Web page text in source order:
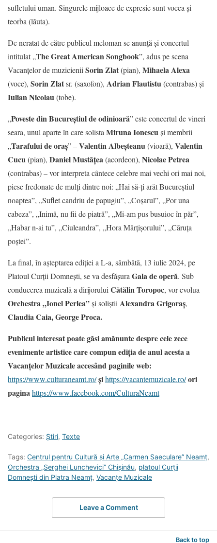
sufletului uman. Singurele mijloace de expresie sunt vocea și
teorba (lăuta).
De neratat de către publicul meloman se anunță și concertul
intitulat „The Great American Songbook”, adus pe scena
Vacanțelor de muzicienii Sorin Zlat(pian), Mihaela Alexa
(voce), Sorin Zlatsr. (saxofon), Adrian Flautistu(contrabas) și
Iulian Nicolau(tobe).
„Poveste din Bucureştiul de odinioară” este concertul de vineri
seara, unul aparte în care solista Miruna Ionescuși membrii
„Tarafului de oraş” –Valentin Albeşteanu(vioară), Valentin
Cucu(pian), Daniel Mustăţea(acordeon), Nicolae Petrea
(contrabas) – vor interpreta cântece celebre mai vechi ori mai noi,
piese fredonate de mulți dintre noi: „Hai să-ți arăt Bucureștiul
noaptea”, „Suflet candriu de papugiu”, „Coșarul”, „Por una
cabeza”, „Inimă, nu fii de piatră”, „Mi-am pus busuioc în păr”,
„Habar n-ai tu”, „Ciuleandra”, „Hora Mărțișorului”, „Căruța
poștei”.
La final, în așteptarea ediției a L-a, sâmbătă, 13 iulie 2024, pe
Platoul Curții Domnești, se va desfășura Gala de operă. Sub
conducerea muzicală a dirijorului Cătălin Toropoc, vor evolua
Orchestra „Ionel Perlea”și soliștii Alexandra Grigoraş,
Claudia Caia, George Proca.
Publicul interesat poate găsi amănunte despre cele zece
evenimente artistice care compun ediția de anul acesta a
Vacanțelor Muzicale accesând paginile web:
https://www.culturaneamt.ro/șihttps://vacantemuzicale.ro/ori
paginahttps://www.facebook.com/CulturaNeamt
Categories: Știri, Texte
Tags: Centrul pentru Cultură și Arte „Carmen Saeculare” Neamț,
Orchestra „Serghei Lunchevici” Chişinău, platoul Curții
Domnești din Piatra Neamț, Vacanțe Muzicale
Leave a Comment
Back to top